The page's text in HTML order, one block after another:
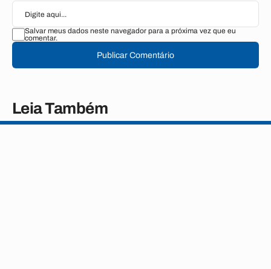
Salvar meus dados neste navegador para a próxima vez que eu
comentar.
Publicar Comentário
Leia Também